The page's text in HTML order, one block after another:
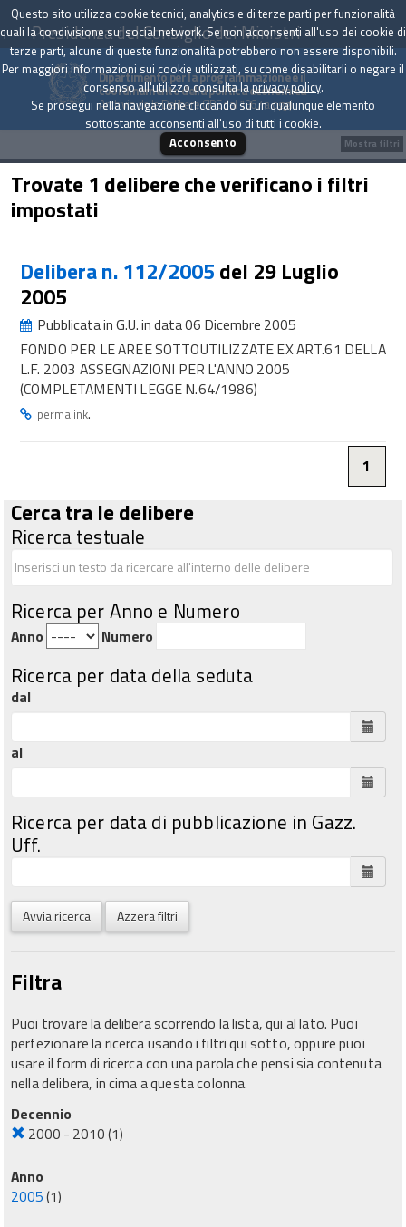
Presidenza del Consiglio dei Ministri
Dipartimento per la programmazione e il
coordinamento della politica economica
Archivio delle Delibere CIPE dal 1967 a oggi
Trovate 1 delibere che verificano i filtri
impostati
Delibera n. 112/2005 del 29 Luglio
2005
Pubblicata in G.U. in data 06 Dicembre 2005
FONDO PER LE AREE SOTTOUTILIZZATE EX ART.61 DELLA
L.F. 2003 ASSEGNAZIONI PER L'ANNO 2005
(COMPLETAMENTI LEGGE N.64/1986)
permalink.
1
Cerca tra le delibere
Ricerca testuale
Ricerca per Anno e Numero
Anno Numero
Ricerca per data della seduta
dal
al
Ricerca per data di pubblicazione in Gazz.
Uff.
Avvia ricerca Azzera filtri
Filtra
Puoi trovare la delibera scorrendo la lista, qui al lato. Puoi
perfezionare la ricerca usando i filtri qui sotto, oppure puoi
usare il form di ricerca con una parola che pensi sia contenuta
nella delibera, in cima a questa colonna.
Decennio
2000 - 2010(1)
Anno
2005(1)
Mostra filtri
Questo sito utilizza cookie tecnici, analytics e di terze parti per funzionalità
quali la condivisione sui social network. Se non acconsenti all'uso dei cookie di
terze parti, alcune di queste funzionalità potrebbero non essere disponibili.
Per maggiori informazioni sui cookie utilizzati, su come disabilitarli o negare il
consenso all'utilizzo consulta laprivacy policy.
Se prosegui nella navigazione cliccando su un qualunque elemento
sottostante acconsenti all'uso di tutti i cookie.
Acconsento